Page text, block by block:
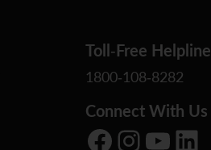
Toll-Free Helpline
1800-108-8282
Connect With Us
Facebook Instagram YouTube LinkedIn